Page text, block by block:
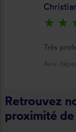
star_rate star_rate
Très
Avis
Retrouvez
proximité de